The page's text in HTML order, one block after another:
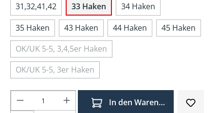
31,32,41,42
33 Haken
34 Haken
35 Haken
43 Haken 44 Haken
45 Haken
OK/UK 5-5, 3,4,5er Haken
OK/UK 5-5, 3er Haken
Produkt Anzahl: Gib den gewünschten
In den Warenkorb